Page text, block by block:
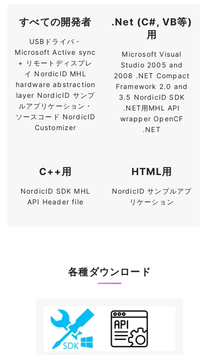
すべての開発者
USBドライバ・
Microsoft Active sync
+ リモートディスプレ
イ NordicID MHL
hardware abstraction
layer NordicID サンプ
ルアプリケーション・
ソースコード NordicID
Customizer
.Net (C#, VB等)
用
Microsoft Visual
Studio 2005 and
2008 .NET Compact
Framework 2.0 and
3.5 NordicID SDK
.NET用MHL API
wrapper OpenCF
.NET
C++用
NordicID SDK MHL
API Header file
HTML用
NordicID サンプルアプ
リケーション
各種ダウンロード